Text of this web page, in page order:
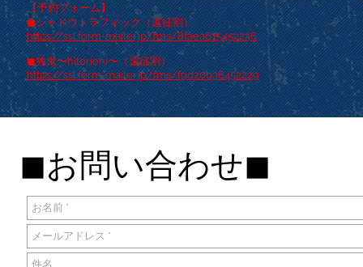
【予約フォーム】
◼︎シャドウトラフィック（遠征割）
https://ssl.form-mailer.jp/fms/8faea615452236
◼︎独鬼〜hitorioni〜（遠征割）
https://ssl.form-mailer.jp/fms/f9d20b36452229
◼︎お問い合わせ◼︎